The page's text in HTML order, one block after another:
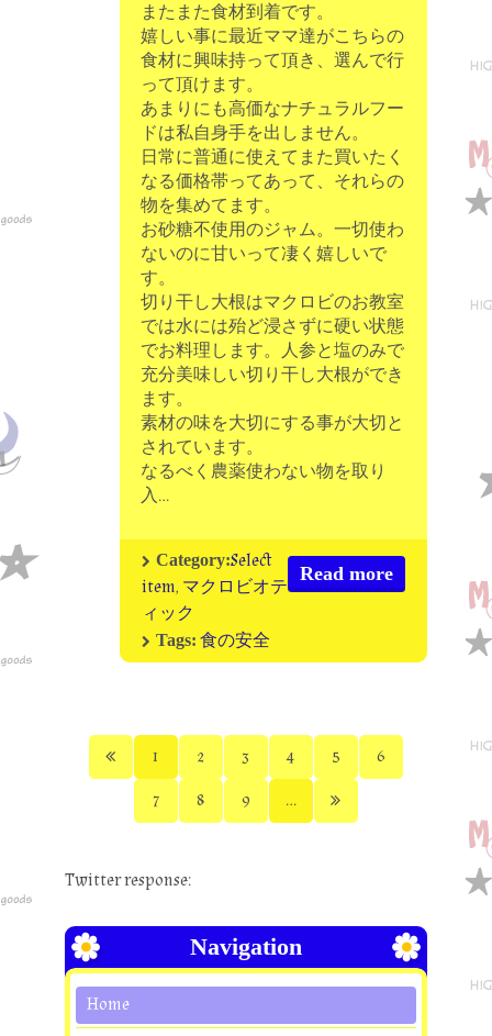
またまた食材到着です。
嬉しい事に最近ママ達がこちらの
食材に興味持って頂き、選んで行
って頂けます。
あまりにも高価なナチュラルフー
ドは私自身手を出しません。
日常に普通に使えてまた買いたく
なる価格帯ってあって、それらの
物を集めてます。
お砂糖不使用のジャム。一切使わ
ないのに甘いって凄く嬉しいで
す。
切り干し大根はマクロビのお教室
では水には殆ど浸さずに硬い状態
でお料理します。人参と塩のみで
充分美味しい切り干し大根ができ
ます。
素材の味を大切にする事が大切と
されています。
なるべく農薬使わない物を取り
入…
Read more
Category:Select
item, マクロビオテ
ィック
Tags: 食の安全
1 2 3 4 5
6
7
8 9 ...
Twitter response:
Navigation
Home